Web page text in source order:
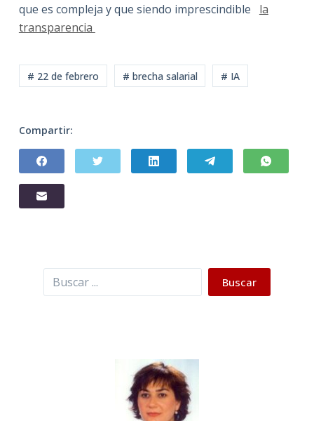
que es compleja y que siendo imprescindible la
transparencia
# 22 de febrero # brecha salarial # IA
Compartir:
Buscar Buscar